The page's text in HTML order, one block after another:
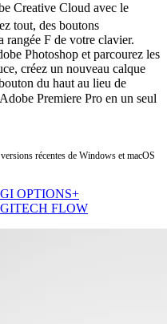
Creative Cloud avec le
tout, des boutons
rangée F de votre clavier.
Photoshop et parcourez les
créez un nouveau calque
du haut au lieu de
Premiere Pro en un seul
récentes de Windows et macOS
OPTIONS+
FLOW